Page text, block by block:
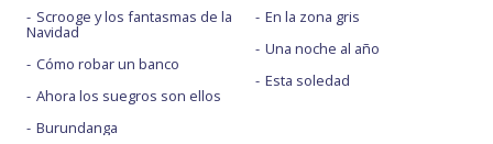
Scrooge y los fantasmas de la
Navidad
Cómo robar un banco
Ahora los suegros son ellos
Burundanga
En la zona gris
Una noche al año
Esta soledad